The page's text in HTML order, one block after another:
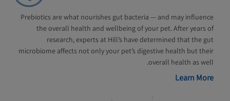
Prebiotics are what nourishes gut bacteria — and may influence
the overall health and wellbeing of your pet. After years of
research, experts at Hill’s have determined that the gut
microbiome affects not only your pet’s digestive health but their
overall health as well.
Learn More